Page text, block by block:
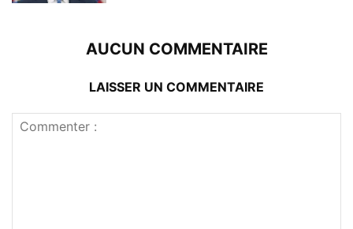
AUCUN COMMENTAIRE
LAISSER UN COMMENTAIRE